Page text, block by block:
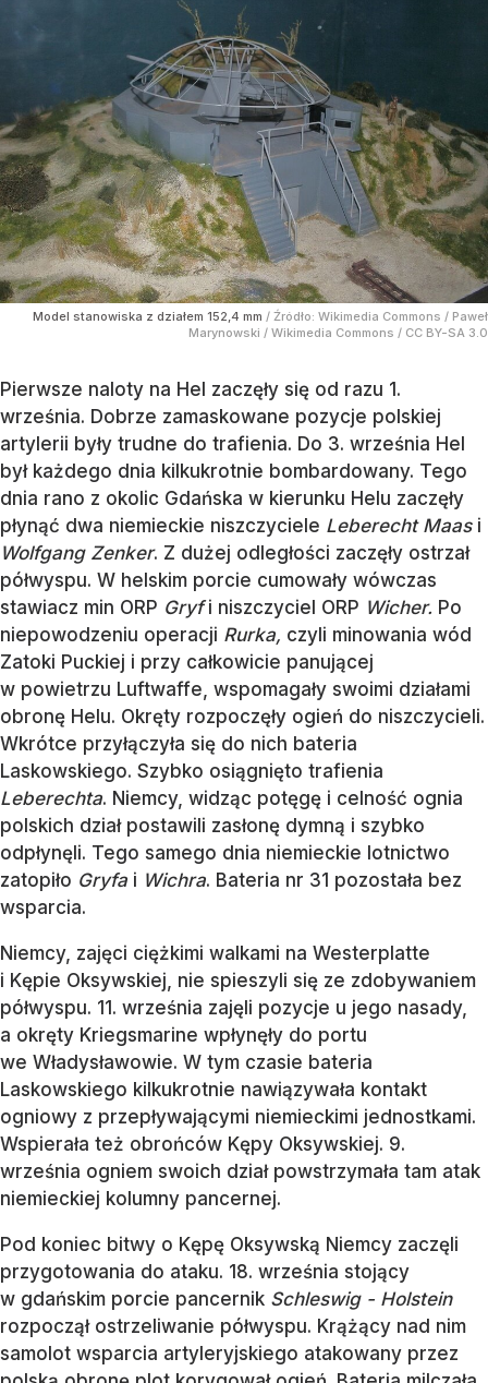
Model stanowiska z działem 152,4 mm / Źródło: Wikimedia Commons / Paweł
Marynowski / Wikimedia Commons / CC BY-SA 3.0
Pierwsze naloty na Hel zaczęły się od razu 1.
września. Dobrze zamaskowane pozycje polskiej
artylerii były trudne do trafienia. Do 3. września Hel
był każdego dnia kilkukrotnie bombardowany. Tego
dnia rano z okolic Gdańska w kierunku Helu zaczęły
płynąć dwa niemieckie niszczyciele Leberecht Maas i
Wolfgang Zenker. Z dużej odległości zaczęły ostrzał
półwyspu. W helskim porcie cumowały wówczas
stawiacz min ORP Gryfi niszczyciel ORP Wicher. Po
niepowodzeniu operacji Rurka, czyli minowania wód
Zatoki Puckiej i przy całkowicie panującej
w powietrzu Luftwaffe, wspomagały swoimi działami
obronę Helu. Okręty rozpoczęły ogień do niszczycieli.
Wkrótce przyłączyła się do nich bateria
Laskowskiego. Szybko osiągnięto trafienia
Leberechta. Niemcy, widząc potęgę i celność ognia
polskich dział postawili zasłonę dymną i szybko
odpłynęli. Tego samego dnia niemieckie lotnictwo
zatopiło Gryfa i Wichra. Bateria nr 31 pozostała bez
wsparcia.
Niemcy, zajęci ciężkimi walkami na Westerplatte
i Kępie Oksywskiej, nie spieszyli się ze zdobywaniem
półwyspu. 11. września zajęli pozycje u jego nasady,
a okręty Kriegsmarine wpłynęły do portu
we Władysławowie. W tym czasie bateria
Laskowskiego kilkukrotnie nawiązywała kontakt
ogniowy z przepływającymi niemieckimi jednostkami.
Wspierała też obrońców Kępy Oksywskiej. 9.
września ogniem swoich dział powstrzymała tam atak
niemieckiej kolumny pancernej.
Pod koniec bitwy o Kępę Oksywską Niemcy zaczęli
przygotowania do ataku. 18. września stojący
w gdańskim porcie pancernik Schleswig - Holstein
rozpoczął ostrzeliwanie półwyspu. Krążący nad nim
samolot wsparcia artyleryjskiego atakowany przez